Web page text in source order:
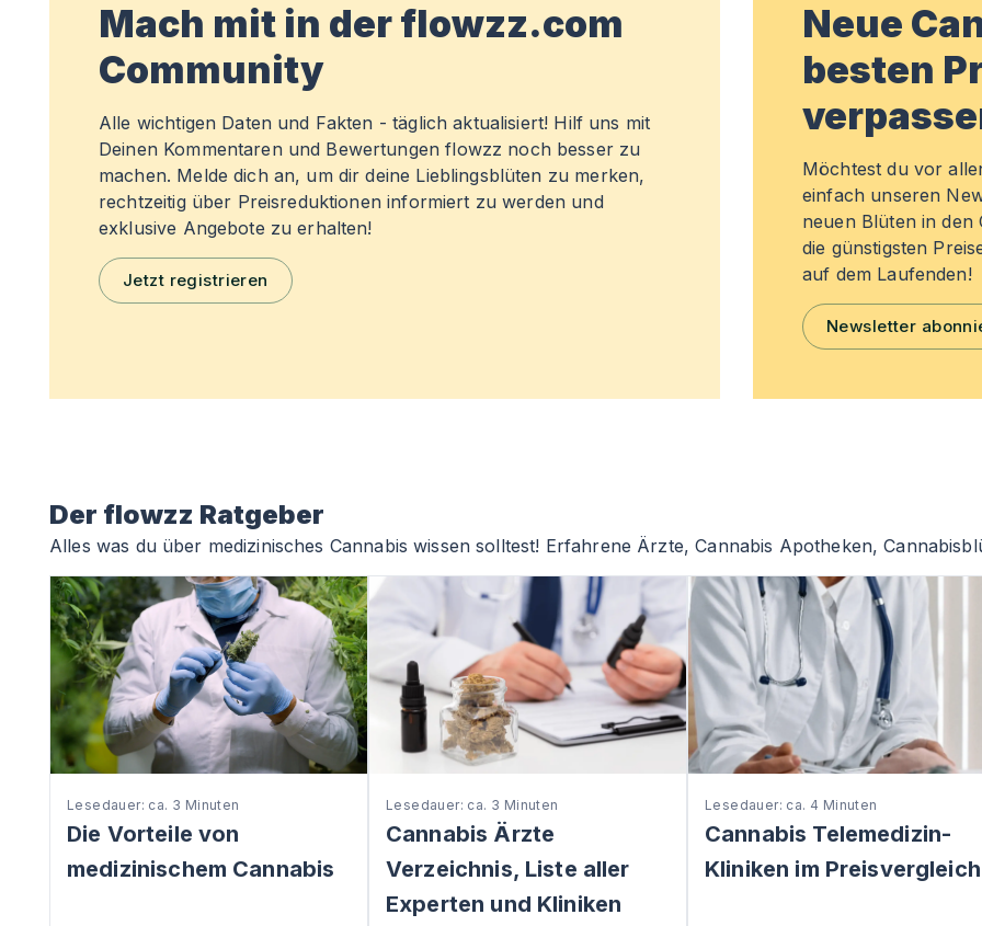
Mach mit in der flowzz.com
Community
Alle wichtigen Daten und Fakten - täglich aktualisiert! Hilf uns mit
Deinen Kommentaren und Bewertungen flowzz noch besser zu
machen. Melde dich an, um dir deine Lieblingsblüten zu merken,
rechtzeitig über Preisreduktionen informiert zu werden und
exklusive Angebote zu erhalten!
Jetzt registrieren
Neue
besten
Möchtest du vor
einfach unseren
neuen Blüten in den
die günstigsten
auf dem Laufenden!
Newsletter
Der flowzz Ratgeber
Alles was du über medizinisches Cannabis wissen solltest! Erfahrene Ärzte, Cannabis Apotheken,
Lesedauer: ca. 3 Minuten
Die Vorteile von
medizinischem Cannabis
Lesedauer: ca. 3 Minuten
Cannabis Ärzte
Verzeichnis, Liste aller
Experten und Kliniken
Lesedauer: ca. 4 Minuten
Cannabis Telemedizin-
Kliniken im Preisvergleich